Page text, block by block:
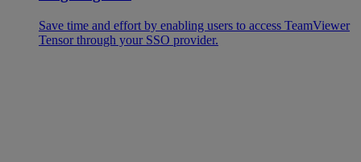
Save time and effort by enabling users to access TeamViewer
Tensor through your SSO provider.